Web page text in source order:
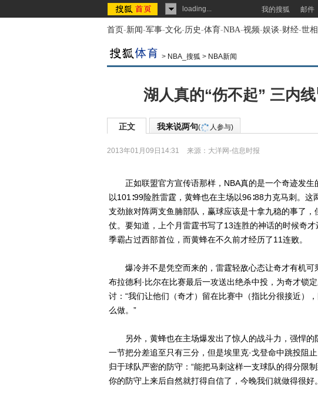
loading... 我的搜狐 邮件
首页-新闻-军事-文化-历史-体育-NBA-视频-娱谈-财经-世相
> NBA_搜狐 > NBA新闻
湖人真的“伤不起” 三内
正文 我来说两句( 人参与)
2013年01月09日14:31 来源： 大洋网-信息时报
正如联盟官方宣传语那样，NBA真的是一个奇迹发生
以101∶99险胜雷霆，黄蜂也在主场以96∶88力克马刺。
支劲旅对阵两支鱼腩部队，赢球应该是十拿九稳的事了
仗。要知道，上个月雷霆书写了13连胜的神话的时候奇
季霸占过西部首位，而黄蜂在不久前才经历了11连败。
爆冷并不是凭空而来的，雷霆轻敌心态让奇才有机可
布拉德利·比尔在比赛最后一攻送出绝杀中投，为奇才锁
讨：“我们让他们（奇才）留在比赛中（指比分很接近）
么做。”
另外，黄蜂也在主场爆发出了惊人的战斗力，强悍的
一节把分差追至只有三分，但是埃里克·戈登命中跳投阻
归于球队严密的防守：“能把马刺这样一支球队的得分限
你的防守上来后自然就打得自信了，今晚我们就做得很好